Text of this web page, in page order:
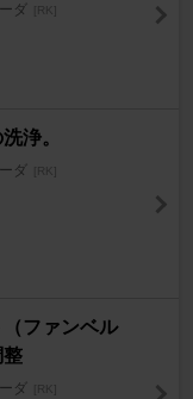
ダ [RK]
浄。
ダ [RK]
（ファンベル
整
ダ [RK]